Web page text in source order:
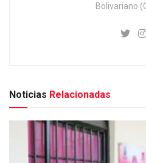
Bolivariano
Noticias Relacionadas